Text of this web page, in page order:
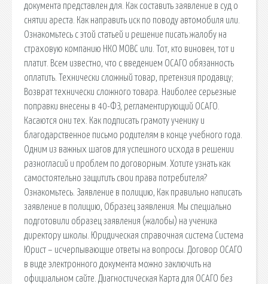
документа представлен для. Как составить заявление в суд о
снятии ареста. Как направить иск по поводу автомобиля или.
Ознакомьтесь с этой статьей и решение писать жалобу на
страховую компанию НКО МОВС или. Тот, кто виновен, тот и
платит. Всем известно, что с введением ОСАГО обязанность
оплатить. Технически сложный товар, претензия продавцу;
Возврат технически сложного товара. Наиболее серьезные
поправки внесены в 40-ФЗ, регламентирующий ОСАГО.
Касаются они тех. Как подписать грамоту ученику и
благодарственное письмо родителям в конце учебного года.
Одним из важных шагов для успешного исхода в решении
разногласий и проблем по договорным. Хотите узнать как
самостоятельно защитить свои права потребителя?
Ознакомьтесь. Заявление в полицию, Как правильно написать
заявление в полицию, Образец заявления. Мы специально
подготовили образец заявления (жалобы) на ученика
директору школы. Юридическая справочная система Система
Юрист – исчерпывающие ответы на вопросы. Договор ОСАГО
в виде электронного документа можно заключить на
официальном сайте. Диагностическая Карта для ОСАГО без